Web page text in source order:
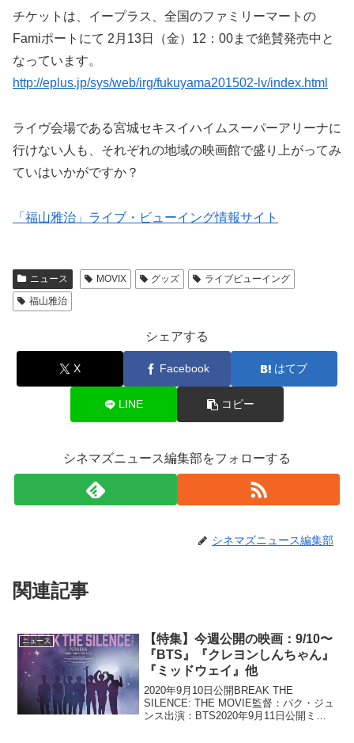
チケットは、イープラス、全国のファミリーマートの
Famiポートにて 2月13日（金）12：00まで絶賛発売中と
なっています。
http://eplus.jp/sys/web/irg/fukuyama201502-lv/index.html
ライヴ会場である宮城セキスイハイムスーパーアリーナに
行けない人も、それぞれの地域の映画館で盛り上がってみ
ていはいかがですか？
「福山雅治」ライブ・ビューイング情報サイト
ニュース MOVIX グッズ
ライブビューイング
福山雅治
シェアする
X Facebook はてブ
LINE コピー
シネマズニュース編集部をフォローする
シネマズニュース編集部
関連記事
ニュース
【特集】今週公開の映画：9/10〜
『BTS』『クレヨンしんちゃん』
『ミッドウェイ』他
2020年9月10日公開BREAK THE
SILENCE: THE MOVIE監督：パク・ジュ
ンス出演：BTS2020年9月11日公開ミッ